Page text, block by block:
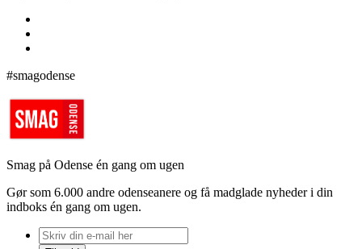
#smagodense
Smag på Odense én gang om ugen
Gør som 6.000 andre odenseanere og få madglade nyheder i din
indboks én gang om ugen.